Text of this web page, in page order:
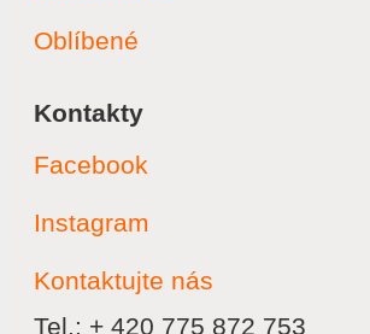
Oblíbené
Kontakty
Facebook
Instagram
Kontaktujte nás
Tel.: + 420 775 872 753